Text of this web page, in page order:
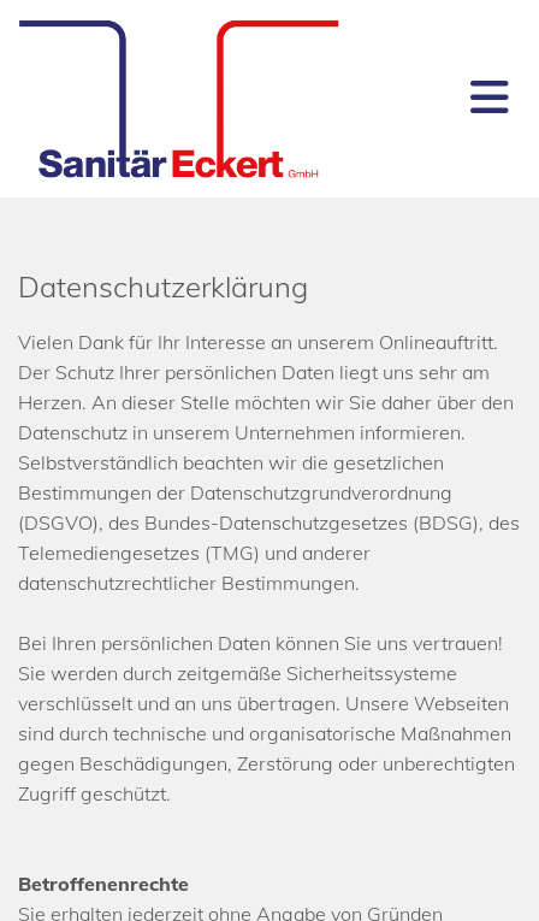
Datenschutzerklärung
Vielen Dank für Ihr Interesse an unserem Onlineauftritt.
Der Schutz Ihrer persönlichen Daten liegt uns sehr am
Herzen. An dieser Stelle möchten wir Sie daher über den
Datenschutz in unserem Unternehmen informieren.
Selbstverständlich beachten wir die gesetzlichen
Bestimmungen der Datenschutzgrundverordnung
(DSGVO), des Bundes-Datenschutzgesetzes (BDSG), des
Telemediengesetzes (TMG) und anderer
datenschutzrechtlicher Bestimmungen.
Bei Ihren persönlichen Daten können Sie uns vertrauen!
Sie werden durch zeitgemäße Sicherheitssysteme
verschlüsselt und an uns übertragen. Unsere Webseiten
sind durch technische und organisatorische Maßnahmen
gegen Beschädigungen, Zerstörung oder unberechtigten
Zugriff geschützt.
Betroffenenrechte
Sie erhalten jederzeit ohne Angabe von Gründen